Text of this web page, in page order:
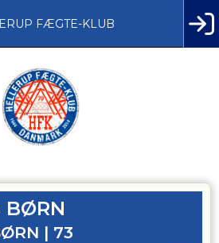
FÆGTE-KLUB
BØRN
| 73